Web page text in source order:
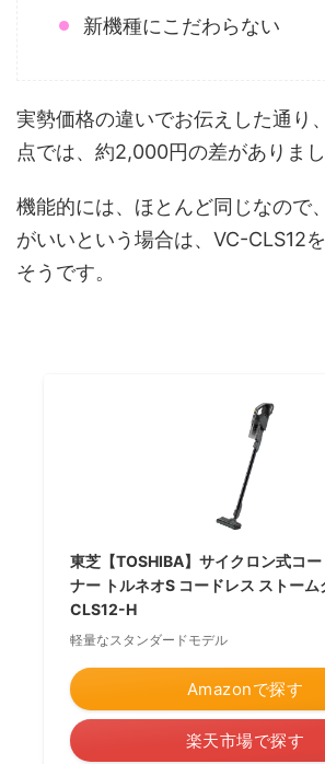
新機種にこだわらない
実勢価格の違いでお伝えした通り
点では、約2,000円の差がありまし
機能的には、ほとんど同じなので
がいいという場合は、VC-CLS12
そうです。
東芝【TOSHIBA】サイクロン式コ
ナー トルネオS コードレス ストー
CLS12-H
軽量なスタンダードモデル
Amazonで探す
楽天市場で探す